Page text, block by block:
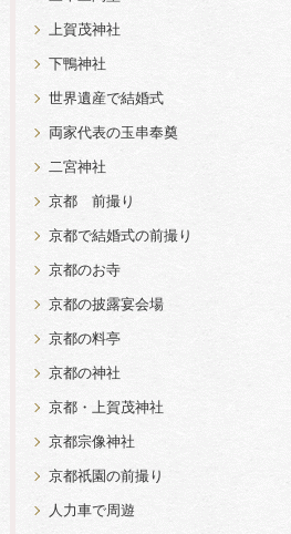
上賀茂神社
下鴨神社
世界遺産で結婚式
両家代表の玉串奉奠
二宮神社
京都 前撮り
京都で結婚式の前撮り
京都のお寺
京都の披露宴会場
京都の料亭
京都の神社
京都・上賀茂神社
京都宗像神社
京都祇園の前撮り
人力車で周遊